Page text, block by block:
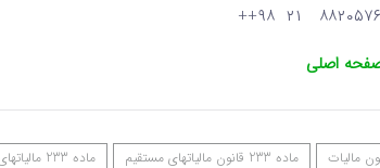
اصلی
ماده 233 قانون مالیاتهای مستقیم ماده 233 مالیاتهای مستقیم